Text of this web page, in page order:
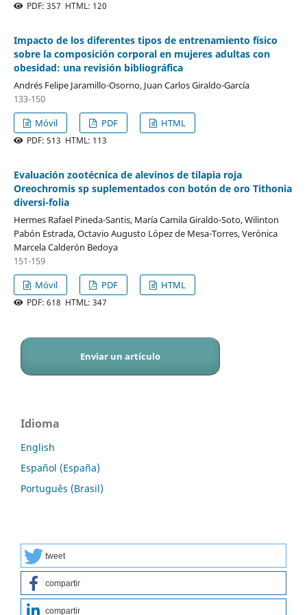
PDF: 357 HTML: 120
Impacto de los diferentes tipos de entrenamiento físico
sobre la composición corporal en mujeres adultas con
obesidad: una revisión bibliográfica
Andrés Felipe Jaramillo-Osorno, Juan Carlos Giraldo-García
133-150
Móvil
PDF HTML
PDF: 513 HTML: 113
Evaluación zootécnica de alevinos de tilapia roja
Oreochromis sp suplementados con botón de oro Tithonia
diversi-folia
Hermes Rafael Pineda-Santis, María Camila Giraldo-Soto, Wilinton
Pabón Estrada, Octavio Augusto López de Mesa-Torres, Verónica
Marcela Calderón Bedoya
151-159
Móvil
PDF HTML
PDF: 618 HTML: 347
Enviar un artículo
Idioma
English
Español (España)
Português (Brasil)
tweet
compartir
compartir